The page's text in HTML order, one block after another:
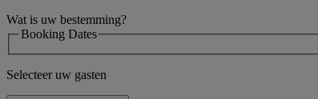
Wat is uw bestemming?
Booking Dates
Selecteer uw gasten